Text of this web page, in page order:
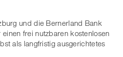
und die Bernerland Bank
frei nutzbaren kostenlosen
als langfristig ausgerichtetes